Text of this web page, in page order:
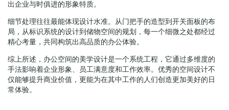
出企业与时俱进的形象特质。
细节处理往往最能体现设计水准。从门把手的造型到开关面板的布
局，从标识系统的设计到储物空间的规划，每一个细微之处都经过
精心考量，共同构筑出高品质的办公体验。
综上所述，办公空间的美学设计是一个系统工程，它通过多维度的
手法影响着企业形象、员工满意度和工作效率。优秀的空间设计不
仅能够提升商业价值，更能为在其中工作的人们创造更加美好的日
常体验。